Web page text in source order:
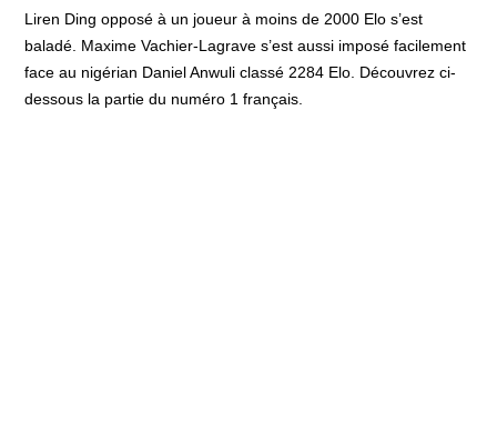
Liren Ding opposé à un joueur à moins de 2000 Elo s’est
baladé. Maxime Vachier-Lagrave s’est aussi imposé facilement
face au nigérian Daniel Anwuli classé 2284 Elo. Découvrez ci-
dessous la partie du numéro 1 français.